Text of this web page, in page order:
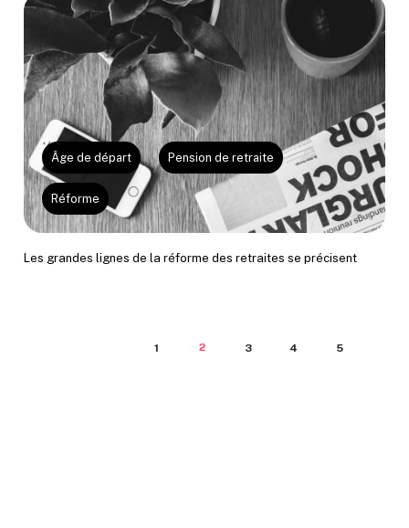
Âge de départ Pension de retraite
Réforme
Les grandes lignes de la réforme des retraites se précisent
1 2 3 4 5